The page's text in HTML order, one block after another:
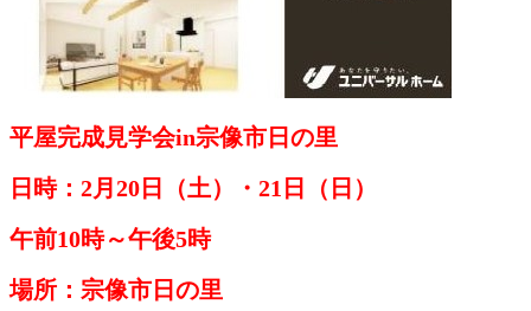
平屋完成見学会in宗像市日の里
日時：2月20日（土）・21日（日）
午前10時～午後5時
場所：宗像市日の里